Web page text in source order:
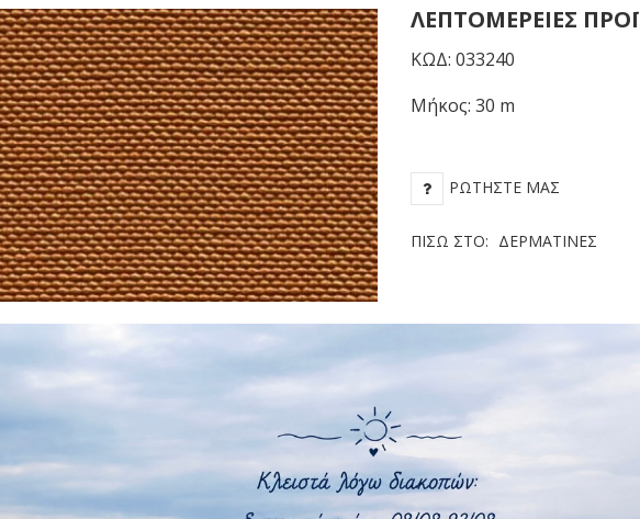
ΛΕΠΤΟΜΈΡΕΙΕΣ
ΚΩΔ: 033240
Μήκος: 30 m
ΡΩΤΉΣΤΕ ΜΑΣ
ΠΊΣΩ ΣΤΟ: ΔΕΡΜΑΤΊΝΕΣ